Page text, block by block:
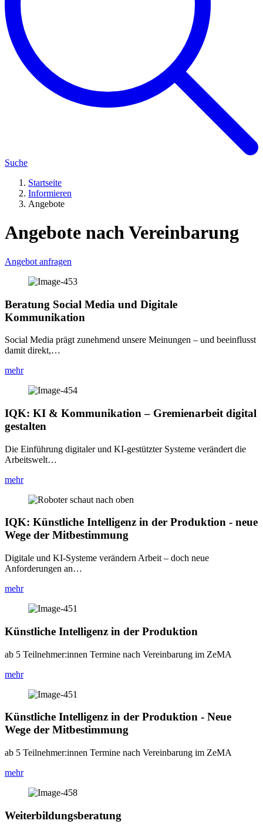
Suche
Startseite
Informieren
Angebote
Angebote nach Vereinbarung
Angebot anfragen
Beratung Social Media und Digitale
Kommunikation
Social Media prägt zunehmend unsere Meinungen – und beeinflusst
damit direkt,…
mehr
IQK: KI & Kommunikation – Gremienarbeit digital
gestalten
Die Einführung digitaler und KI-gestützter Systeme verändert die
Arbeitswelt…
mehr
IQK: Künstliche Intelligenz in der Produktion - neue
Wege der Mitbestimmung
Digitale und KI-Systeme verändern Arbeit – doch neue
Anforderungen an…
mehr
Künstliche Intelligenz in der Produktion
ab 5 Teilnehmer:innen Termine nach Vereinbarung im ZeMA
mehr
Künstliche Intelligenz in der Produktion - Neue
Wege der Mitbestimmung
ab 5 Teilnehmer:innen Termine nach Vereinbarung im ZeMA
mehr
Weiterbildungsberatung